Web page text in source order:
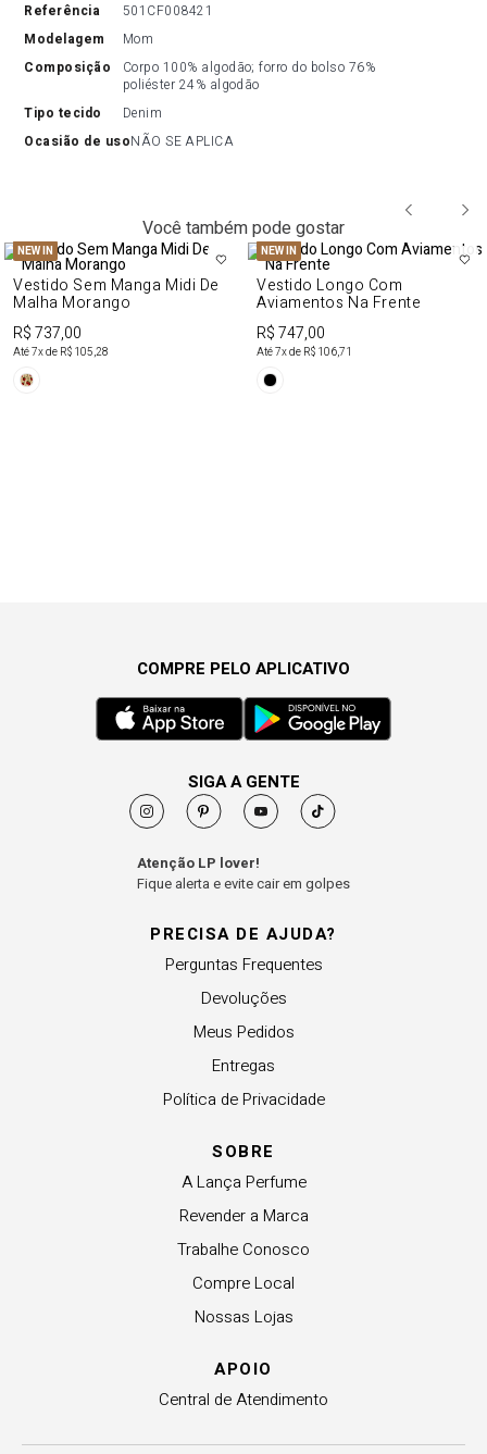
referência
501CF008421
modelagem
Mom
composição
Corpo 100% algodão; forro do bolso 76%
poliéster 24% algodão
tipo tecido
Denim
ocasião de usoNÃO SE APLICA
Você também pode gostar
NEW IN
Vestido Sem Manga Midi De
Malha Morango
R$ 737,00
Até7x de R$ 105,28
NEW IN
Vestido Longo Com
Aviamentos Na Frente
R$ 747,00
Até7x de R$ 106,71
PRECISA DE AJUDA?
Perguntas Frequentes
Devoluções
Meus Pedidos
Entregas
Política de Privacidade
SOBRE
A Lança Perfume
Revender a Marca
Trabalhe Conosco
Compre Local
Nossas Lojas
APOIO
Central de Atendimento
COMPRE PELO APLICATIVO
SIGA A GENTE
Atenção LP lover!
Fique alerta e evite cair em golpes